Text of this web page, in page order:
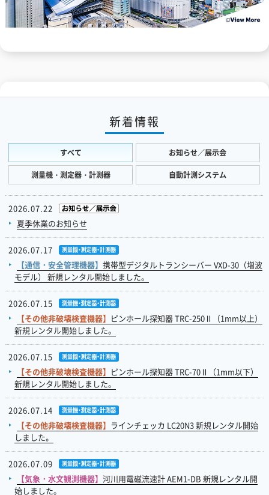
新着情報
すべて お知らせ／展示会
測量機・測定器・計測器 自動計測システム
2026.07.22
夏季休業のお知らせ
2026.07.17
【通信・安全管理機器】携帯型デジタルトランシーバー VXD-30（増波
モデル） 新規レンタル開始しました。
2026.07.15
【その他非破壊検査機器】 ピンホール探知器 TRC-250Ⅱ（1mm以上）
新規レンタル開始しました。
2026.07.15
【その他非破壊検査機器】 ピンホール探知器 TRC-70Ⅱ（1mm以下）
新規レンタル開始しました。
2026.07.14
【その他非破壊検査機器】 ラインチェッカ LC20N3 新規レンタル開始
しました。
2026.07.09
【気象・水文観測機器】河川用電磁流速計 AEM1-DB 新規レンタル開
始しました。